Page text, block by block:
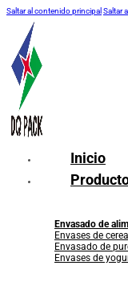
Saltar al contenido principal Saltar
Inicio
Envasado de
Envases de
Envasado de
Envases de